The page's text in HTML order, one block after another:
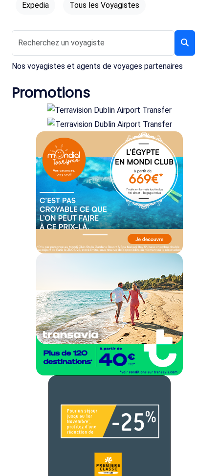
Expedia Tous les Voyagistes
Nos voyagistes et agents de voyages partenaires
Promotions